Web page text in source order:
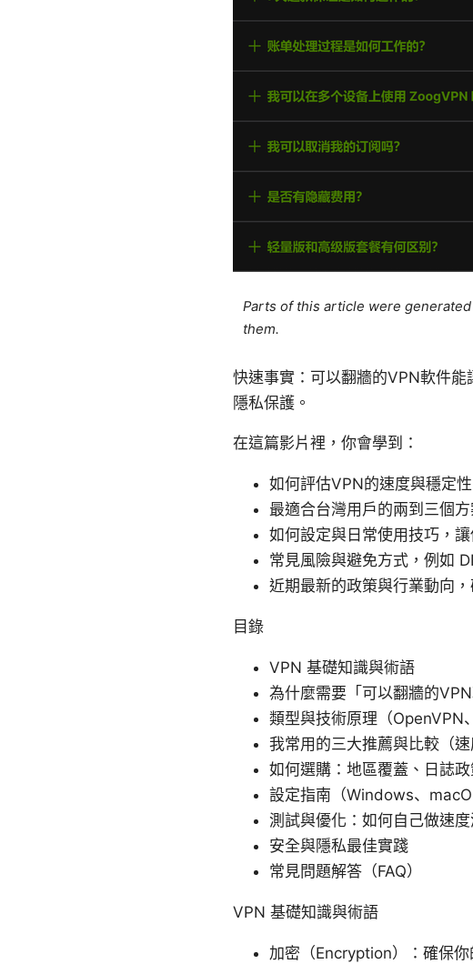
Parts of this article were
them.
快速事實：可以翻牆的VPN軟件
隱私保護。
在這篇影片裡，你會學到：
如何評估VPN的速度與穩定
最適合台灣用戶的兩到三個
如何設定與日常使用技巧，
常見風險與避免方式，例如
近期最新的政策與行業動向
目錄
VPN 基礎知識與術語
為什麼需要「可以翻牆的
類型與技術原理（OpenVPN
我常用的三大推薦與比較（速
如何選購：地區覆蓋、日誌
設定指南（Windows、
測試與優化：如何自己做速
安全與隱私最佳實踐
常見問題解答（FAQ）
VPN 基礎知識與術語
加密（Encryption）：確保